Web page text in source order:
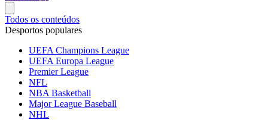
Todos os conteúdos
Desportos populares
UEFA Champions League
UEFA Europa League
Premier League
NFL
NBA Basketball
Major League Baseball
NHL